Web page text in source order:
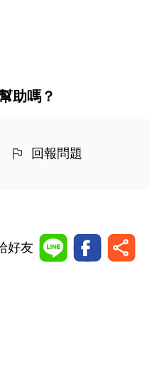
助嗎？
回報問題
好友